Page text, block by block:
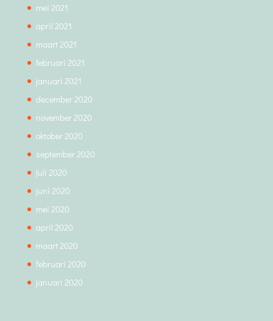
mei 2021
april 2021
maart 2021
februari 2021
januari 2021
december 2020
november 2020
oktober 2020
september 2020
juli 2020
juni 2020
mei 2020
april 2020
maart 2020
februari 2020
januari 2020